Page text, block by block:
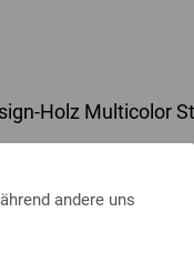
andere uns
Holz Multicolor
Holz Multicolor aus